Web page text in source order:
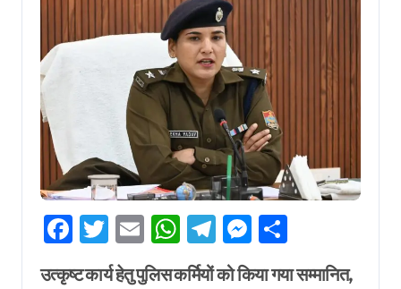
Facebook
Twitter
EmailWhatsApp
Telegram
Messenger
उत्कृष्ट कार्य हेतु पुलिस कर्मियों को किया गया सम्मानित,